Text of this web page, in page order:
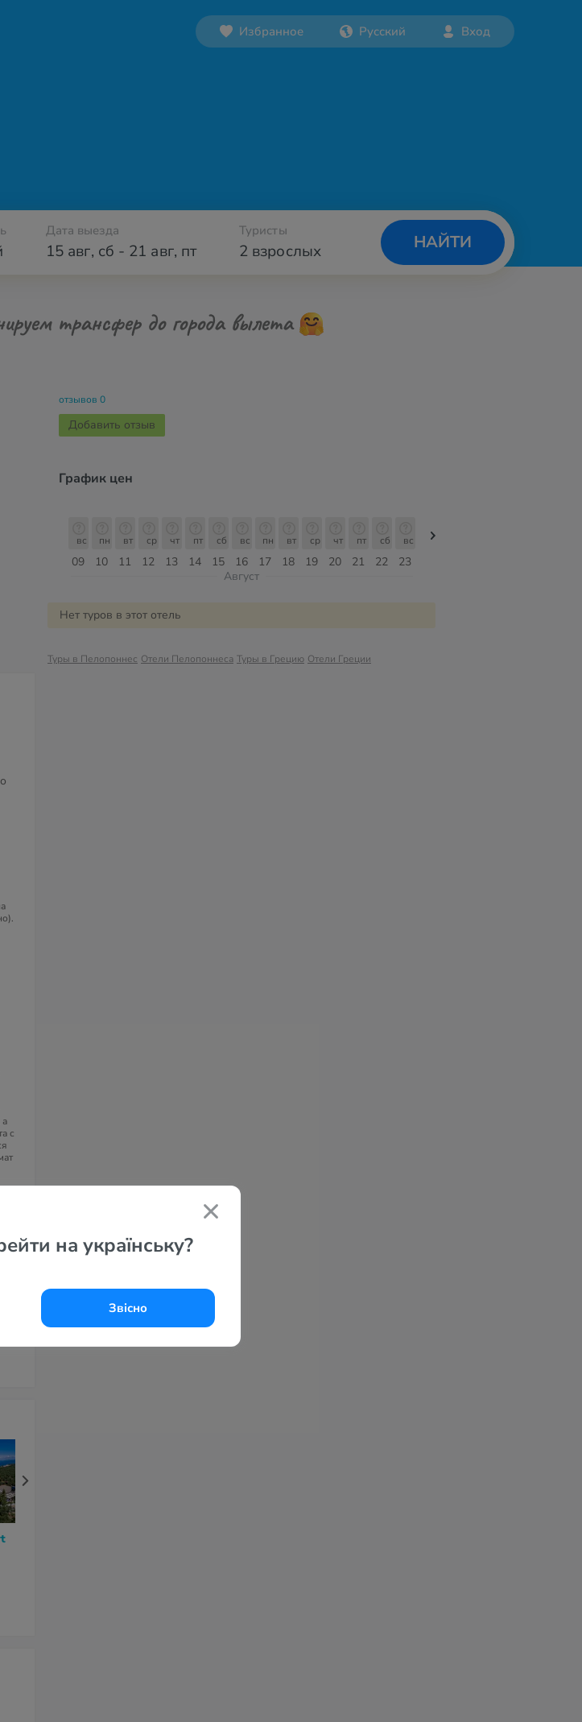
на українську?
Звісно
Избранное Русский Вход
Дата выезда
15 авг, сб - 21 авг, пт 2 взрослых
Туристы
НАЙТИ
трансфер до города вылета
а
с
отзывов 0
Добавить отзыв
График цен
09
вс
10
пн
11
вт
12
ср
13
чт
14
пт
15
сб
16
вс
17
пн
18
вт
19
ср
20
чт
21
пт
22
сб
23
вс
Август
Нет туров в этот отель
Туры в Пелопоннес Отели Пелопоннеса Туры в Грецию Отели Греции